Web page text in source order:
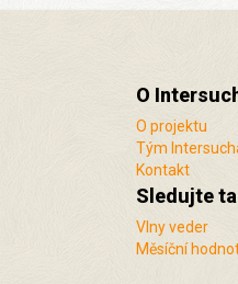
O
O projektu
Tým
Kontakt
Sledujte
Vlny veder
Měsíční